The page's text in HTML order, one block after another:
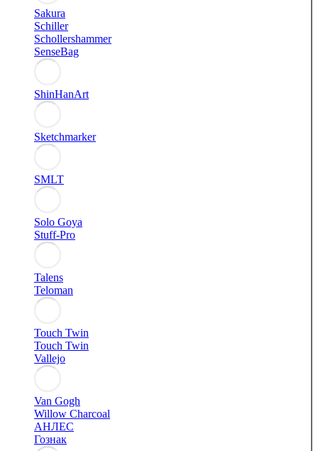
Sakura
Schiller
Schollershammer
SenseBag
ShinHanArt
Sketchmarker
SMLT
Solo Goya
Stuff-Pro
Talens
Teloman
Touch Twin
Touch Twin
Vallejo
Van Gogh
Willow Charcoal
АНЛЕС
Гознак